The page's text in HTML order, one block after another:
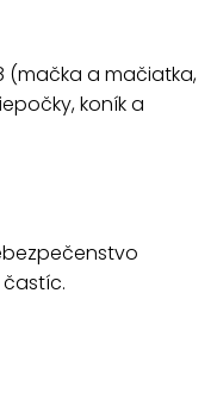
(mačka a mačiatka,
koník a